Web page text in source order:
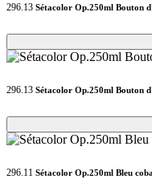
296.13 Sétacolor Op.250ml Bouton
Loading...
Loading...
296.13 Sétacolor Op.250ml Bouton
Loading...
Loading...
296.11 Sétacolor Op.250ml Bleu